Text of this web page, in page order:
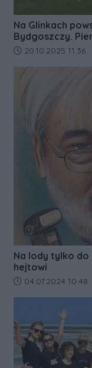
Na Glinkach
Bydgoszczy.
Data dodania
20.10.2025 11:36
Na lody tylko do
hejtowi
Data dodania
04.07.2024 10:48